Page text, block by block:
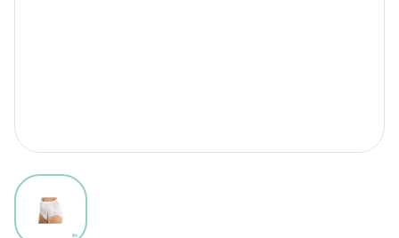
View larger image